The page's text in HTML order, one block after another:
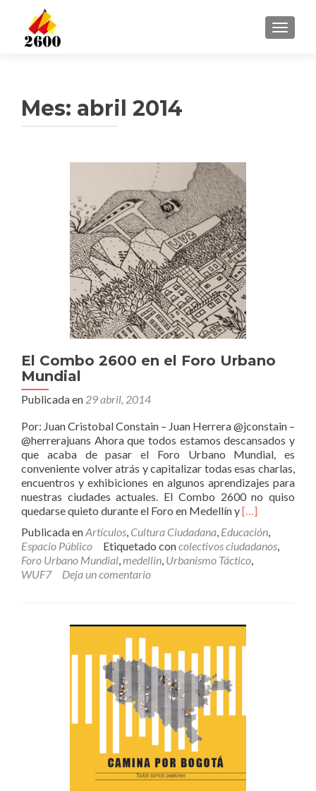
Mes: abril 2014
El Combo 2600 en el Foro Urbano
Mundial
Publicada en 29 abril, 2014
Por: Juan Cristobal Constain – Juan Herrera @jconstain –
@herrerajuans Ahora que todos estamos descansados y
que acaba de pasar el Foro Urbano Mundial, es
conveniente volver atrás y capitalizar todas esas charlas,
encuentros y exhibiciones en algunos aprendizajes para
nuestras ciudades actuales. El Combo 2600 no quiso
quedarse quieto durante el Foro en Medellín yLeer
Combo
2600
en
Mundial
[…]
Publicada enArtículos, Cultura Ciudadana, Educación,
Espacio Público
Etiquetado concolectivos ciudadanos,
Foro Urbano Mundial,medellin, Urbanismo Táctico,
WUF7
Deja un comentario